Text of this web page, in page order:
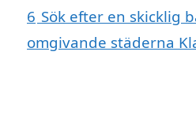
6 Sök efter en skicklig
omgivande städerna